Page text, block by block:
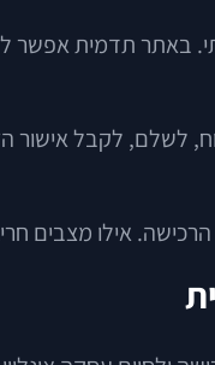
באתר תדמית אפשר
לשלם, לקבל
אילו מצבים